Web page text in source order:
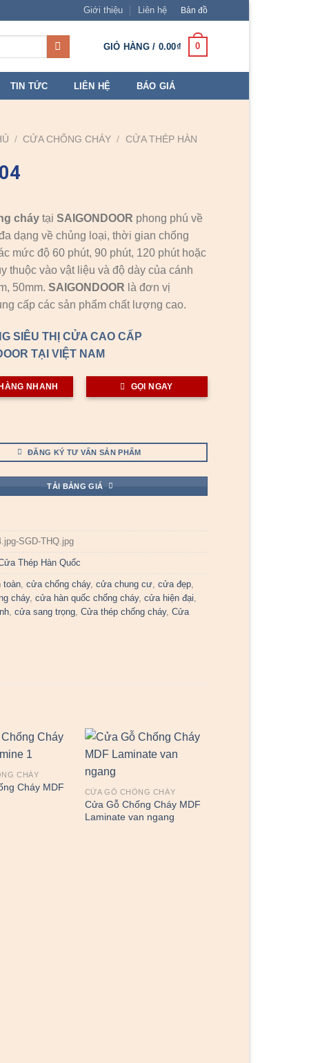
Giới thiệu Liên hệ Bản đồ
GIỎ HÀNG / 0.00₫ 0
TIN TỨC LIÊN HỆ BÁO GIÁ
/ CỬA CHỐNG CHÁY / CỬA THÉP HÀN
cháy tạiSAIGONDOOR phong phú về
dạng về chủng loại, thời gian chống
mức độ 60 phút, 90 phút, 120 phút hoặc
thuộc vào vật liệu và độ dày của cánh
50mm.SAIGONDOOR là đơn vị
cấp các sản phẩm chất lượng cao.
SIÊU THỊ CỬA CAO CẤP
TẠI VIỆT NAM
NHANH GỌI NGAY
ĐĂNG KÝ TƯ VẤN SẢN PHẨM
TẢI BẢNG GIÁ
SGD-THQ.jpg
Thép Hàn Quốc
toàn,cửa chống cháy,cửa chung cư,cửa đẹp,
cháy,cửa hàn quốc chống cháy,cửa hiện đại,
,cửa sang trọng,Cửa thép chống cháy,Cửa
CHÁY
Cháy MDF CỬA GỖ CHỐNG CHÁY
Cửa Gỗ Chống Cháy MDF
Laminate van ngang